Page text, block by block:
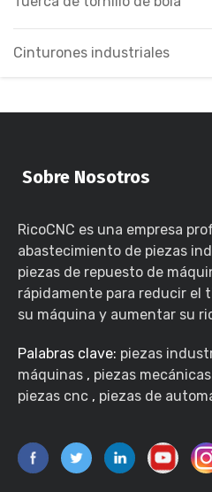
Cinturones industriales
Sobre Nosotros
RicoCNC es una empresa
abastecimiento de piezas
piezas de repuesto de
rápidamente para reducir el
su máquina y aumentar su
Palabras clave: piezas
máquinas , piezas mecánicas
piezas cnc , piezas de